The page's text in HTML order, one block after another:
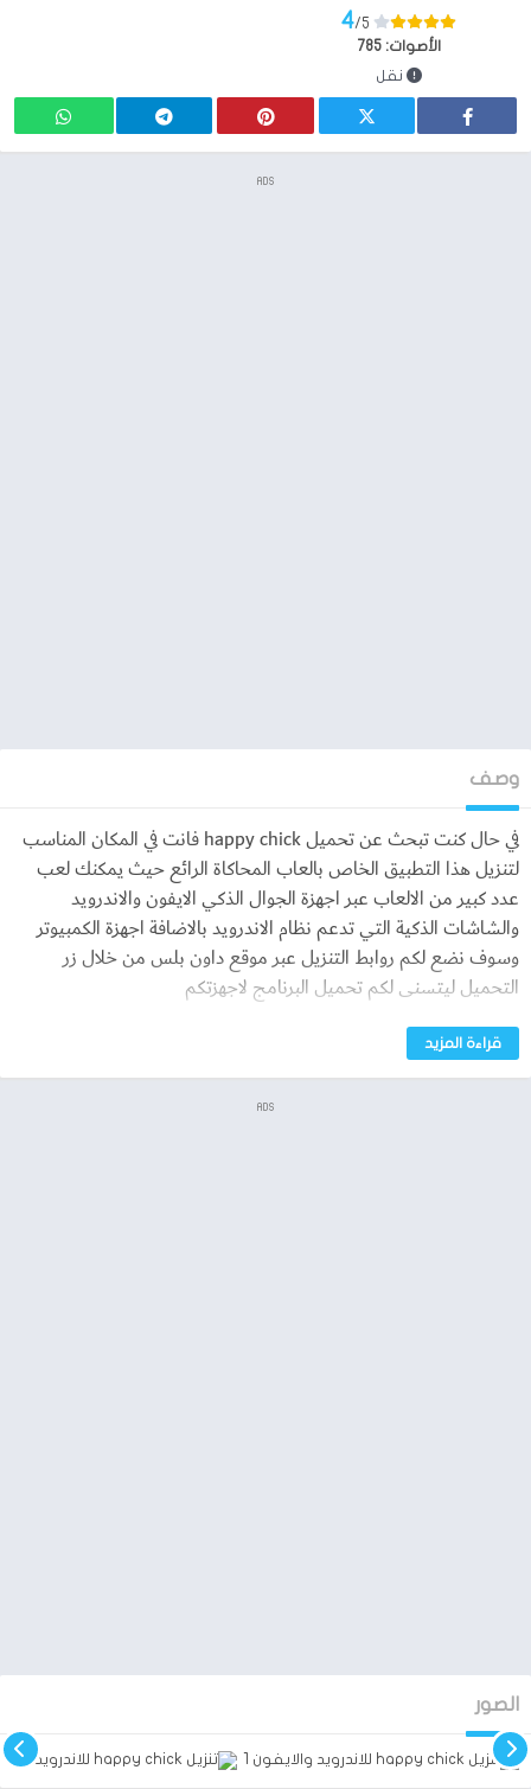
4/5
الأصوات:785
نقل
ADS
وصف
في حال كنت تبحث عن تحميل happy chick فانت في المكان المناسب
لتنزيل هذا التطبيق الخاص بالعاب المحاكاة الرائع حيث يمكنك لعب
عدد كبير من الالعاب عبر اجهزة الجوال الذكي الايفون والاندرويد
والشاشات الذكية التي تدعم نظام الاندرويد بالاضافة اجهزة الكمبيوتر
وسوف نضع لكم روابط التنزيل عبر موقع داون بلس من خلال زر
التحميل ليتسنى لكم تحميل البرنامج لاجهزتكم
كيف تثبيت happy chick
قراءة المزيد
ADS
الصور